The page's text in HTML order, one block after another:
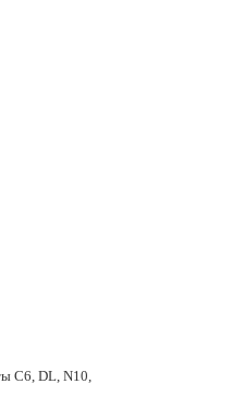
С6, DL, N10,